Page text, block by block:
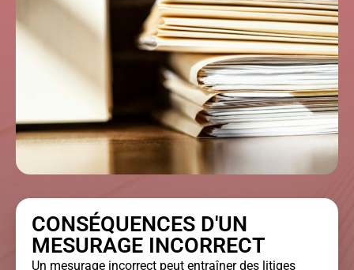
CONSÉQUENCES D'UN
MESURAGE INCORRECT
Un mesurage incorrect peut entraîner des litiges